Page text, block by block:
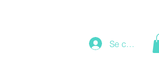
Se connecter